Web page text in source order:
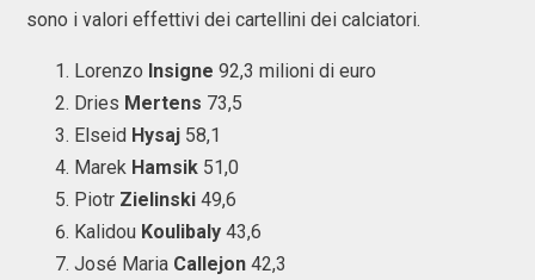
sono i valori effettivi dei cartellini dei calciatori.
Lorenzo Insigne 92,3 milioni di euro
Dries Mertens 73,5
Elseid Hysaj 58,1
Marek Hamsik 51,0
Piotr Zielinski 49,6
Kalidou Koulibaly 43,6
José Maria Callejon 42,3